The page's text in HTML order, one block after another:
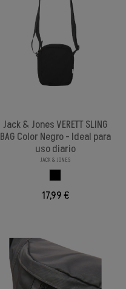
Jack & Jones VERETT SLING
BAG Color Negro - Ideal para
uso diario
JACK & JONES
17,99 €